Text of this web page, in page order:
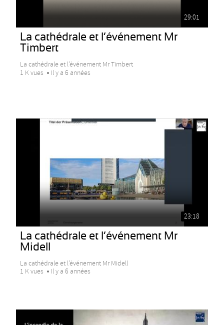
29:01
La cathédrale et l’événement Mr
Timbert
La cathédrale et l’événement Mr Timbert
1 K vues
Il y a 6 années
23:18
La cathédrale et l’événement Mr
Midell
La cathédrale et l’événement Mr Midell
1 K vues
Il y a 6 années